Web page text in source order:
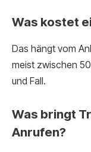
Was kostet
Das hängt vom
meist zwischen
und Fall.
Was bringt
Anrufen?